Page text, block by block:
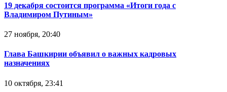
19 декабря состоится программа «Итоги года с
Владимиром Путиным»
27 ноября, 20:40
Глава Башкирии объявил о важных кадровых
назначениях
10 октября, 23:41